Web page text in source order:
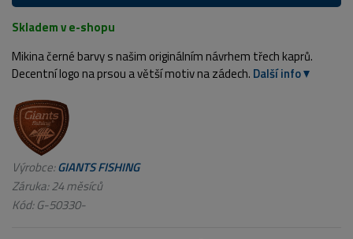
Skladem v e-shopu
Mikina černé barvy s našim originálním návrhem třech kaprů.
Decentní logo na prsou a větší motiv na zádech. Další info
Výrobce:GIANTS FISHING
Záruka: 24 měsíců
Kód:G-50330-